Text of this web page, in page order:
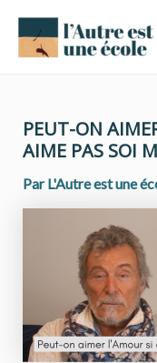
contenu
PEUT-ON
AIME PAS SOI
ParL'Autre est une
des
articles